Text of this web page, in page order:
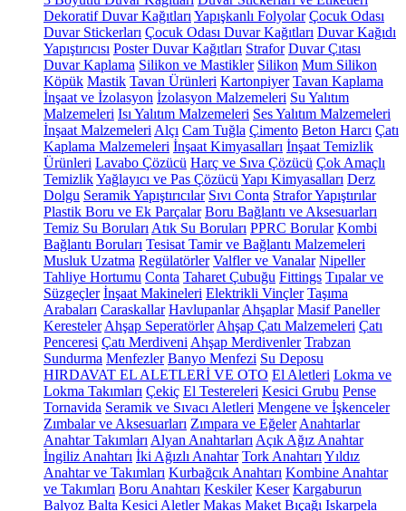
Dekoratif Duvar Kağıtları Yapışkanlı Folyolar Çocuk Odası
Duvar Stickerları Çocuk Odası Duvar Kağıtları Duvar Kağıdı
Yapıştırıcısı Poster Duvar Kağıtları Strafor Duvar Çıtası
Duvar Kaplama Silikon ve Mastikler Silikon Mum Silikon
Köpük Mastik Tavan Ürünleri Kartonpiyer Tavan Kaplama
İnşaat ve İzolasyon İzolasyon Malzemeleri Su Yalıtım
Malzemeleri Isı Yalıtım Malzemeleri Ses Yalıtım Malzemeleri
İnşaat Malzemeleri Alçı Cam Tuğla Çimento Beton Harcı Çatı
Kaplama Malzemeleri İnşaat Kimyasalları İnşaat Temizlik
Ürünleri Lavabo Çözücü Harç ve Sıva Çözücü Çok Amaçlı
TemizlikYağlayıcı ve Pas Çözücü Yapı Kimyasalları Derz
Dolgu Seramik Yapıştırıcılar Sıvı Conta Strafor Yapıştırılar
Plastik Boru ve Ek Parçalar Boru Bağlantı ve Aksesuarları
Temiz Su Boruları Atık Su Boruları PPRC Borular Kombi
Bağlantı Boruları Tesisat Tamir ve Bağlantı Malzemeleri
Musluk Uzatma Regülatörler Valfler ve Vanalar Nipeller
Tahliye Hortumu Conta Taharet Çubuğu Fittings Tıpalar ve
Süzgeçler İnşaat Makineleri Elektrikli Vinçler Taşıma
Arabaları Caraskallar Havlupanlar Ahşaplar Masif Paneller
Keresteler Ahşap Seperatörler Ahşap Çatı Malzemeleri Çatı
Penceresi Çatı Merdiveni Ahşap Merdivenler Trabzan
Sundurma Menfezler Banyo Menfezi Su Deposu
HIRDAVAT EL ALETLERİ VE OTO El Aletleri Lokma ve
Lokma Takımları Çekiç El Testereleri Kesici Grubu Pense
Tornavida Seramik ve Sıvacı Aletleri Mengene ve İşkenceler
Zımbalar ve Aksesuarları Zımpara ve Eğeler Anahtarlar
Anahtar Takımları Alyan Anahtarları Açık Ağız Anahtar
İngiliz Anahtarı İki Ağızlı Anahtar Tork Anahtarı Yıldız
Anahtar ve Takımları Kurbağcık Anahtarı Kombine Anahtar
ve Takımları Boru Anahtarı Keskiler Keser Kargaburun
Balyoz Balta Kesici Aletler Makas Maket Bıçağı Iskarpela